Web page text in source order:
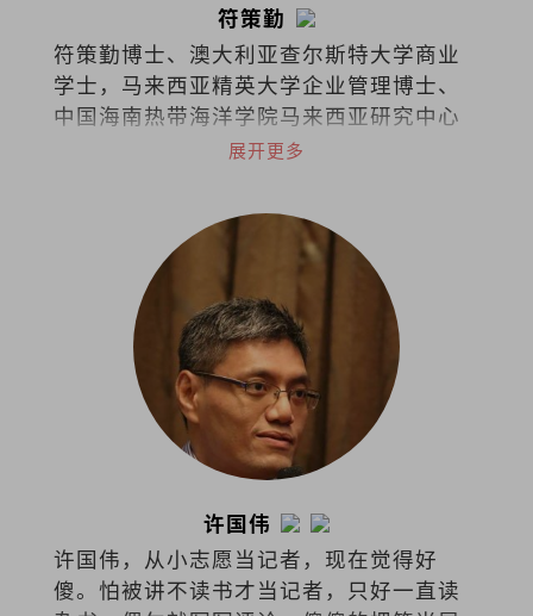
符策勤
符策勤博士、澳大利亚查尔斯特大学商业
学士，马来西亚精英大学企业管理博士、
中国海南热带海洋学院马来西亚研究中心
学术委员会委员。展开更多
许国伟
许国伟，从小志愿当记者，现在觉得好
傻。怕被讲不读书才当记者，只好一直读